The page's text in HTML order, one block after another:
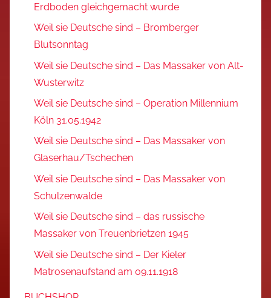
Erdboden gleichgemacht wurde
Weil sie Deutsche sind – Bromberger
Blutsonntag
Weil sie Deutsche sind – Das Massaker von Alt-
Wusterwitz
Weil sie Deutsche sind – Operation Millennium
Köln 31.05.1942
Weil sie Deutsche sind – Das Massaker von
Glaserhau/Tschechen
Weil sie Deutsche sind – Das Massaker von
Schulzenwalde
Weil sie Deutsche sind – das russische
Massaker von Treuenbrietzen 1945
Weil sie Deutsche sind – Der Kieler
Matrosenaufstand am 09.11.1918